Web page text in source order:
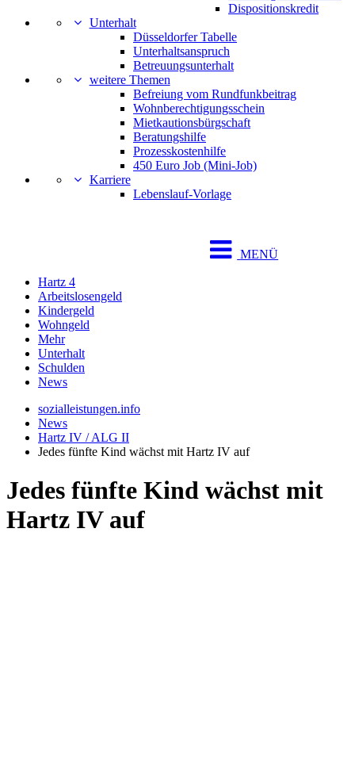
Dispositionskredit
Unterhalt
Düsseldorfer Tabelle
Unterhaltsanspruch
Betreuungsunterhalt
weitere Themen
Befreiung vom Rundfunkbeitrag
Wohnberechtigungsschein
Mietkautionsbürgschaft
Beratungshilfe
Prozesskostenhilfe
450 Euro Job (Mini-Job)
Karriere
Lebenslauf-Vorlage
MENÜ
Hartz 4
Arbeitslosengeld
Kindergeld
Wohngeld
Mehr
Unterhalt
Schulden
News
sozialleistungen.info
News
Hartz IV / ALG II
Jedes fünfte Kind wächst mit Hartz IV auf
Jedes fünfte Kind wächst mit
Hartz IV auf